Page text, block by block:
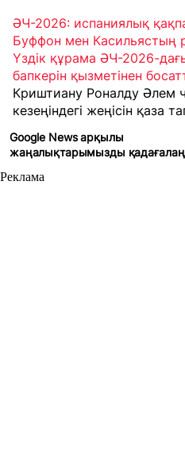
ӘЧ-2026: испаниялық
Буффон мен Касильястың
Үздік құрама ӘЧ-2026-дағы
бапкерін қызметінен
Криштиану Роналду Әлем
кезеңіндегі жеңісін қаза
Google News арқылы
жаңалықтарымызды
Реклама